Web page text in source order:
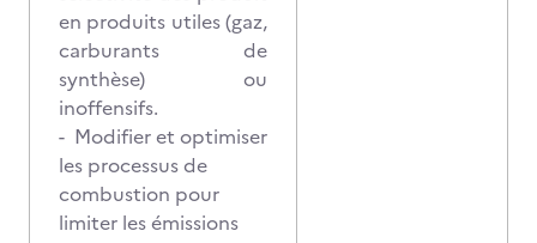
en produits utiles (gaz,
carburants de
synthèse) ou
inoffensifs.
- Modifier et optimiser
les processus de
combustion pour
limiter les émissions